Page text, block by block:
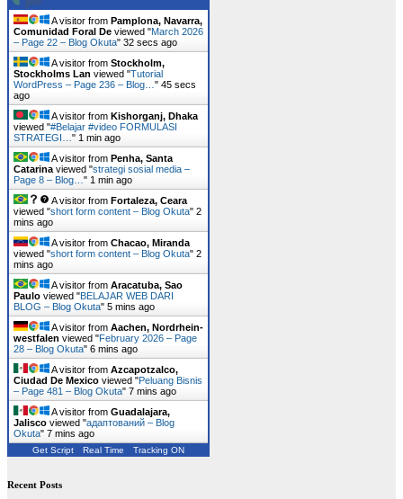
A visitor from Pamplona, Navarra,
Comunidad Foral De viewed "March 2026
– Page 22 – Blog Okuta" 33 secs ago
A visitor from Stockholm,
Stockholms Lan viewed "Tutorial
WordPress – Page 236 – Blog…" 46 secs
ago
A visitor from Kishorganj, Dhaka
viewed "#Belajar #video FORMULASI
STRATEGI…" 1 min ago
A visitor from Penha, Santa
Catarinaviewed "strategi sosial media –
Page 8 – Blog…" 1 min ago
A visitor from Fortaleza, Ceara
viewed "short form content – Blog Okuta" 2
mins ago
A visitor from Chacao, Miranda
viewed "short form content – Blog Okuta" 2
mins ago
A visitor from Aracatuba, Sao
Paulo viewed "BELAJAR WEB DARI
BLOG – Blog Okuta" 5 mins ago
A visitor from Aachen, Nordrhein-
westfalen viewed "February 2026 – Page
28 – Blog Okuta" 6 mins ago
A visitor from Azcapotzalco,
Ciudad De Mexico viewed "Peluang Bisnis
– Page 481 – Blog Okuta" 7 mins ago
A visitor from Guadalajara,
Jalisco viewed "адаптований – Blog
Okuta" 8 mins ago
Get Script Real Time Tracking ON
Recent Posts